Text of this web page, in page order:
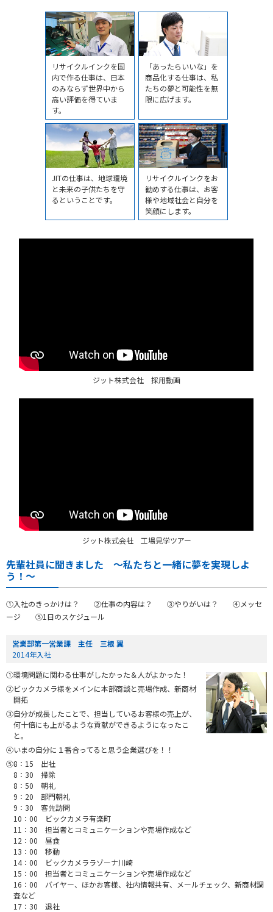
リサイクルインクを国
内で作る仕事は、日本
のみならず世界中から
高い評価を得ていま
す。
「あったらいいな」を
商品化する仕事は、私
たちの夢と可能性を無
限に広げます。
JITの仕事は、地球環境
と未来の子供たちを守
るということです。
リサイクルインクをお
勧めする仕事は、お客
様や地域社会と自分を
笑顔にします。
ジット株式会社 採用動画
ジット株式会社 工場見学ツアー
先輩社員に聞きました ～私たちと一緒に夢を実現しよ
う！～
①入社のきっかけは？ ②仕事の内容は？ ③やりがいは？ ④メッセ
ージ ⑤1日のスケジュール
営業部第一営業課 主任 三根 翼
2014年入社
①環境問題に関わる仕事がしたかった＆人がよかった！
②ビックカメラ様をメインに本部商談と売場作成、新商材
開拓
③自分が成長したことで、担当しているお客様の売上が、
何十倍にも上がるような貢献ができるようになったこ
と。
④いまの自分に１番合ってると思う企業選びを！！
⑤8：15 出社
8：30 掃除
8：50 朝礼
9：20 部門朝礼
9：30 客先訪問
10：00 ビックカメラ有楽町
11：30 担当者とコミュニケーションや売場作成など
12：00 昼食
13：00 移動
14：00 ビックカメララゾーナ川崎
15：00 担当者とコミュニケーションや売場作成など
16：00 バイヤー、ほかお客様、社内情報共有、メールチェック、新商材調
査など
17：30 退社